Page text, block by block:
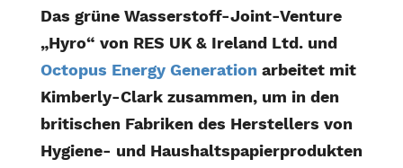
Das grüne Wasserstoff-Joint-Venture
„Hyro“ von RES UK & Ireland Ltd. und
Octopus Energy Generation arbeitet mit
Kimberly-Clark zusammen, um in den
britischen Fabriken des Herstellers von
Hygiene- und Haushaltspapierprodukten